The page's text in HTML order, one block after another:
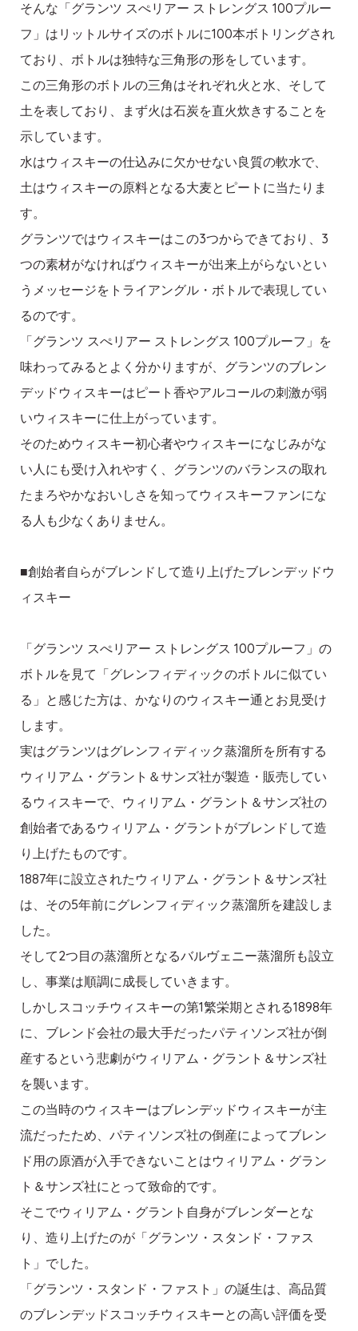
そんな「グランツ スぺリアー ストレングス 100プルー
フ」はリットルサイズのボトルに100本ボトリングされ
ており、ボトルは独特な三角形の形をしています。
この三角形のボトルの三角はそれぞれ火と水、そして
土を表しており、まず火は石炭を直火炊きすることを
示しています。
水はウィスキーの仕込みに欠かせない良質の軟水で、
土はウィスキーの原料となる大麦とピートに当たりま
す。
グランツではウィスキーはこの3つからできており、3
つの素材がなければウィスキーが出来上がらないとい
うメッセージをトライアングル・ボトルで表現してい
るのです。
「グランツ スぺリアー ストレングス 100プルーフ」を
味わってみるとよく分かりますが、グランツのブレン
デッドウィスキーはピート香やアルコールの刺激が弱
いウィスキーに仕上がっています。
そのためウィスキー初心者やウィスキーになじみがな
い人にも受け入れやすく、グランツのバランスの取れ
たまろやかなおいしさを知ってウィスキーファンにな
る人も少なくありません。
■創始者自らがブレンドして造り上げたブレンデッドウ
ィスキー
「グランツ スぺリアー ストレングス 100プルーフ」の
ボトルを見て「グレンフィディックのボトルに似てい
る」と感じた方は、かなりのウィスキー通とお見受け
します。
実はグランツはグレンフィディック蒸溜所を所有する
ウィリアム・グラント＆サンズ社が製造・販売してい
るウィスキーで、ウィリアム・グラント＆サンズ社の
創始者であるウィリアム・グラントがブレンドして造
り上げたものです。
1887年に設立されたウィリアム・グラント＆サンズ社
は、その5年前にグレンフィディック蒸溜所を建設しま
した。
そして2つ目の蒸溜所となるバルヴェニー蒸溜所も設立
し、事業は順調に成長していきます。
しかしスコッチウィスキーの第1繁栄期とされる1898年
に、ブレンド会社の最大手だったパティソンズ社が倒
産するという悲劇がウィリアム・グラント＆サンズ社
を襲います。
この当時のウィスキーはブレンデッドウィスキーが主
流だったため、パティソンズ社の倒産によってブレン
ド用の原酒が入手できないことはウィリアム・グラン
ト＆サンズ社にとって致命的です。
そこでウィリアム・グラント自身がブレンダーとな
り、造り上げたのが「グランツ・スタンド・ファス
ト」でした。
「グランツ・スタンド・ファスト」の誕生は、高品質
のブレンデッドスコッチウィスキーとの高い評価を受